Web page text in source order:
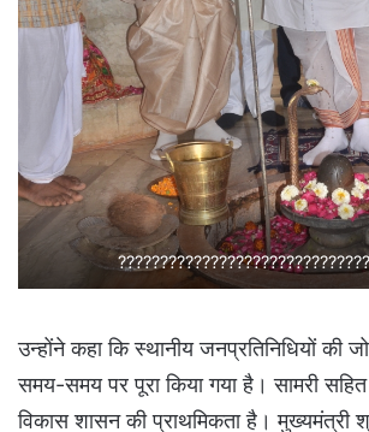
उन्होंने कहा कि स्थानीय जनप्रतिनिधियों की
समय-समय पर पूरा किया गया है। सामरी सहित
विकास शासन की प्राथमिकता है। मुख्यमंत्री